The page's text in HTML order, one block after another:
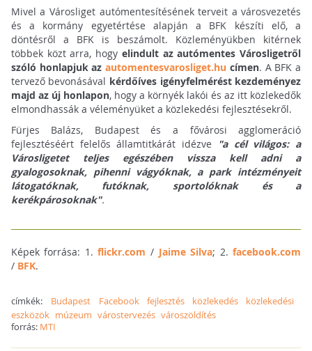
Mivel a Városliget autómentesítésének terveit a városvezetés
és a kormány egyetértése alapján a BFK készíti elő, a
döntésről a BFK is beszámolt. Közleményükben kitérnek
többek közt arra, hogy elindult az autómentes Városligetről
szóló honlapjuk azautomentesvarosliget.hu címen. A BFK a
tervező bevonásával kérdőíves igényfelmérést kezdeményez
majd az új honlapon, hogy a környék lakói és az itt közlekedők
elmondhassák a véleményüket a közlekedési fejlesztésekről.
Fürjes Balázs, Budapest és a fővárosi agglomeráció
fejlesztéséért felelős államtitkárát idézve
"a cél világos: a
Városligetet teljes egészében vissza kell adni a
gyalogosoknak, pihenni vágyóknak, a park intézményeit
látogatóknak, futóknak, sportolóknak és a
kerékpárosoknak".
Képek forrása: 1.flickr.com / Jaime Silva; 2.facebook.com
/ BFK.
címkék: Budapest Facebook fejlesztés közlekedés
közlekedési
eszközök múzeum várostervezés városzöldítés
forrás: MTI